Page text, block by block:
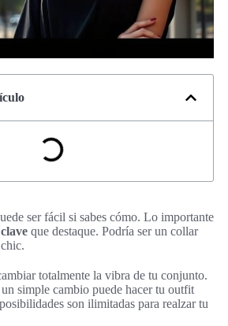
ser fácil si sabes cómo. Lo importante
que destaque. Podría ser un collar
totalmente la vibra de tu conjunto.
simple cambio puede hacer tu outfit
son ilimitadas para realzar tu